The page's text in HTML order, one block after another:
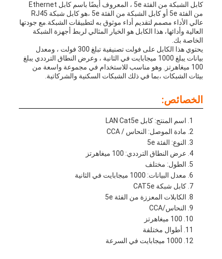
كابل الشبكة من الفئة 5e ، المعروف أيضًا باسم كابل Ethernet
من الفئة 5e أو كابل الشبكة من الفئة 5e ،هو كابل شبكة RJ45
عالي الأداء مصمم لتقديم أداء موثوق به لتطبيقات الشبكة.مع جودتها
العالية وأدائها، هذا الكابل هو الخيار المثالي لربط أجهزة الشبكة
الخاصة بك.
يحتوي هذا الكابل على فولت تصنيفية تبلغ 300 فولت ، ومعدل
بيانات يبلغ 1000 ميجابايت في الثانية ، وعرض النطاق الترددي يبلغ
100 ميغاهرتز. وهو مناسب للاستخدام في مجموعة واسعة من
بيئات الشبكات ،بما في ذلك الشبكات السكنية والشركاتية.
الخصائص:
اسم المنتج: كابل LAN Cat5e
مادة الموصل: النحاس / CCA
النوع: الفئة 5e
عرض النطاق الترددي: 100 ميغاهرتز
الطول: مختلف
معدل البيانات: 1000 ميجابايت في الثانية
كابل شبكة CAT5e
الكابلات المعززة من الفئة 5e
النحاس/CCA
100 ميغاهرتز
أطوال مختلفة
1000 ميجابايت في السرعة